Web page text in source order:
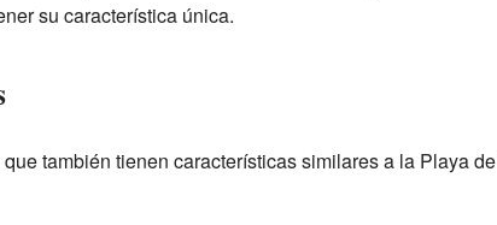
su característica única.
también tienen características similares a la Playa